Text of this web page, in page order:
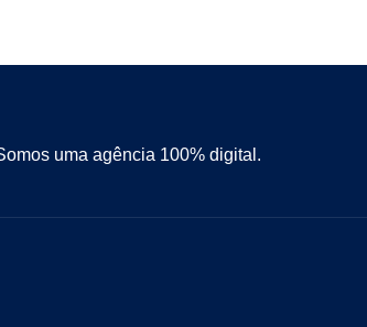
uma agência 100% digital.